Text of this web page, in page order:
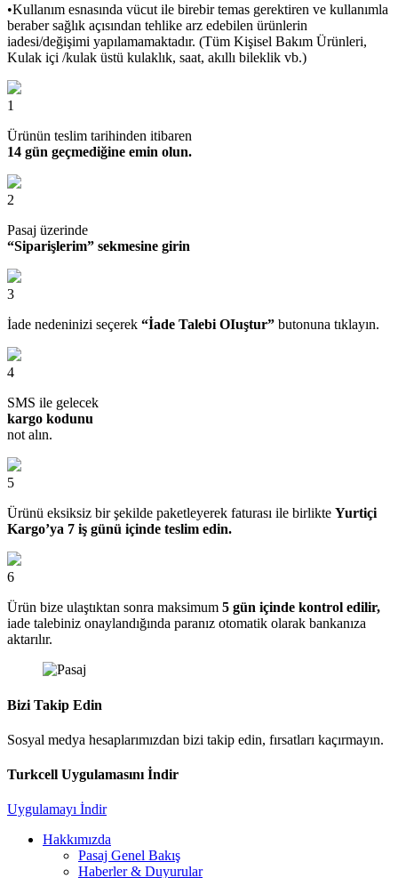
•Kullanım esnasında vücut ile birebir temas gerektiren ve kullanımla
beraber sağlık açısından tehlike arz edebilen ürünlerin
iadesi/değişimi yapılamamaktadır. (Tüm Kişisel Bakım Ürünleri,
Kulak içi /kulak üstü kulaklık, saat, akıllı bileklik vb.)
1
Ürünün teslim tarihinden itibaren
14 gün geçmediğine emin olun.
2
Pasaj üzerinde
“Siparişlerim” sekmesine girin
3
İade nedeninizi seçerek “İade Talebi OIuştur” butonuna tıklayın.
4
SMS ile gelecek
kargo kodunu
not alın.
5
Ürünü eksiksiz bir şekilde paketleyerek faturası ile birlikte Yurtiçi
Kargo’ya 7 iş günü içinde teslim edin.
6
Ürün bize ulaştıktan sonra maksimum 5 gün içinde kontrol edilir,
iade talebiniz onaylandığında paranız otomatik olarak bankanıza
aktarılır.
Bizi Takip Edin
Sosyal medya hesaplarımızdan bizi takip edin, fırsatları kaçırmayın.
Turkcell Uygulamasını İndir
Uygulamayı İndir
Hakkımızda
Pasaj Genel Bakış
Haberler & Duyurular